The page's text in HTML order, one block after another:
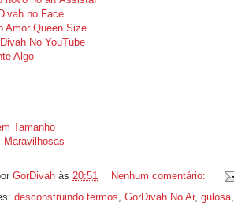
no Face
Amor Queen Size
No YouTube
Algo
Tamanho
Maravilhosas
GorDivah às 20:51
Nenhum comentário:
desconstruindo termos, GorDivah No Ar, gulosa,